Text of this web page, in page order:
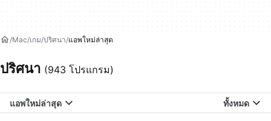
Mac เกม ปริศนา แอพใหม่ล่าสุด
ปริศนา (943 โปรแกรม)
แอพใหม่ล่าสุด ทั้งหมด